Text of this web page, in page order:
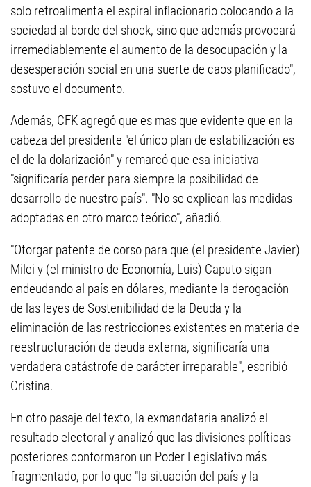
solo retroalimenta el espiral inflacionario colocando a la
sociedad al borde del shock, sino que además provocará
irremediablemente el aumento de la desocupación y la
desesperación social en una suerte de caos planificado",
sostuvo el documento.
Además, CFK agregó que es mas que evidente que en la
cabeza del presidente "el único plan de estabilización es
el de la dolarización" y remarcó que esa iniciativa
"significaría perder para siempre la posibilidad de
desarrollo de nuestro país". "No se explican las medidas
adoptadas en otro marco teórico", añadió.
"Otorgar patente de corso para que (el presidente Javier)
Milei y (el ministro de Economía, Luis) Caputo sigan
endeudando al país en dólares, mediante la derogación
de las leyes de Sostenibilidad de la Deuda y la
eliminación de las restricciones existentes en materia de
reestructuración de deuda externa, significaría una
verdadera catástrofe de carácter irreparable", escribió
Cristina.
En otro pasaje del texto, la exmandataria analizó el
resultado electoral y analizó que las divisiones políticas
posteriores conformaron un Poder Legislativo más
fragmentado, por lo que "la situación del país y la